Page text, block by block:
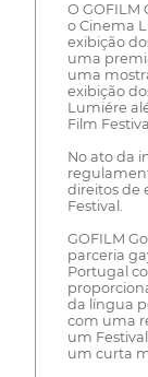
O GOFILM
o Cinema
exibição
uma
uma
exibição
Lumiére
Film
No ato da
direitos de
Festival.
GOFILM
parceria
Portugal
da língua
com uma
um
um curta